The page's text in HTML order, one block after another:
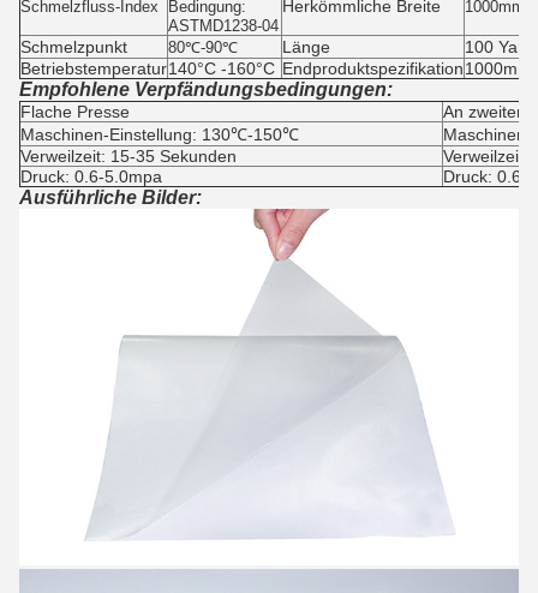
Schmelzfluss-Index
Bedingung:
ASTMD1238-04
Herkömmliche Breite 1000mm
Schmelzpunkt 80℃-90℃ Länge
100
Betriebstemperatur140°C -160°C Endproduktspezifikation
Empfohlene Verpfändungsbedingungen:
Flache Presse
An zweiter
Maschinen-Einstellung: 130℃-150℃
Verweilzeit: 15-35 Sekunden
Verweilzeit:
Druck: 0.6-5.0mpa
Druck: 0.6-
Ausführliche Bilder: